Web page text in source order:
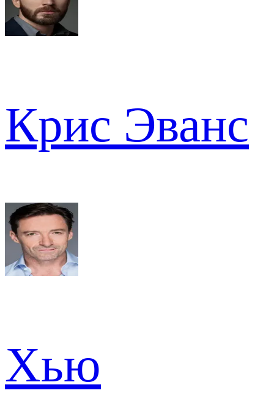
Крис Эванс
Хью